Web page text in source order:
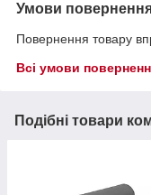
Умови
Повернення товару
Всі умови
Подібні товари